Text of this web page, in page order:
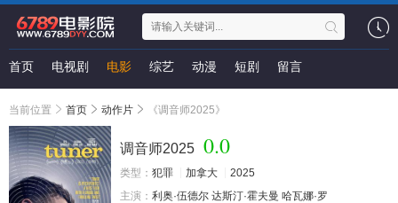
首页 电视剧 电影 综艺 动漫 短剧 留言
当前位置 首页 动作片 《调音师2025》
调音师2025 0.0
类型： 犯罪 加拿大
2025
主演： 利奥·伍德尔 达斯汀·霍夫曼 哈瓦娜·罗